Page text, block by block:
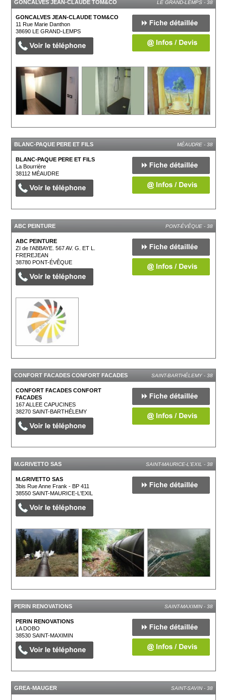
GONCALVES JEAN-CLAUDE TOM&CO LE GRAND-LEMPS - 38
GONCALVES JEAN-CLAUDE TOM&CO
11 Rue Marie Danthon
38690LE GRAND-LEMPS
BLANC-PAQUE PERE ET FILS MÉAUDRE - 38
BLANC-PAQUE PERE ET FILS
La Bourrière
38112MÉAUDRE
ABC PEINTURE PONT-ÉVÊQUE - 38
ABC PEINTURE
ZI de l'ABBAYE. 567 AV. G. ET L.
FREREJEAN
38780PONT-ÉVÊQUE
CONFORT FACADES CONFORT FACADES SAINT-BARTHÉLEMY - 38
CONFORT FACADES CONFORT
FACADES
167 ALLEE CAPUCINES
38270SAINT-BARTHÉLEMY
M.GRIVETTO SAS SAINT-MAURICE-L'EXIL - 38
M.GRIVETTO SAS
3bis Rue Anne Frank - BP 411
38550SAINT-MAURICE-L'EXIL
PERIN RENOVATIONS SAINT-MAXIMIN - 38
PERIN RENOVATIONS
LA DOBO
38530SAINT-MAXIMIN
GREA-MAUGER SAINT-SAVIN - 38